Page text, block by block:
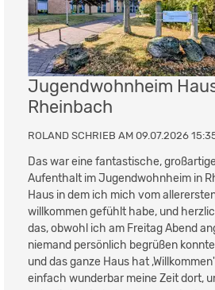
Jugendwohnheim
Rheinbach
ROLAND SCHRIEB AM 09.07.2026
Das war eine fantastische,
Aufenthalt im Jugendwohnheim in
Haus in dem ich mich vom
willkommen gefühlt habe, und
das, obwohl ich am Freitag Abend
niemand persönlich begrüßen
und das ganze Haus hat
einfach wunderbar meine Zeit dort,